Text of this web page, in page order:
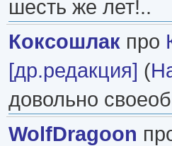
шесть же лет!..
Коксошлак про
[др.редакция] (
довольно
WolfDragoon